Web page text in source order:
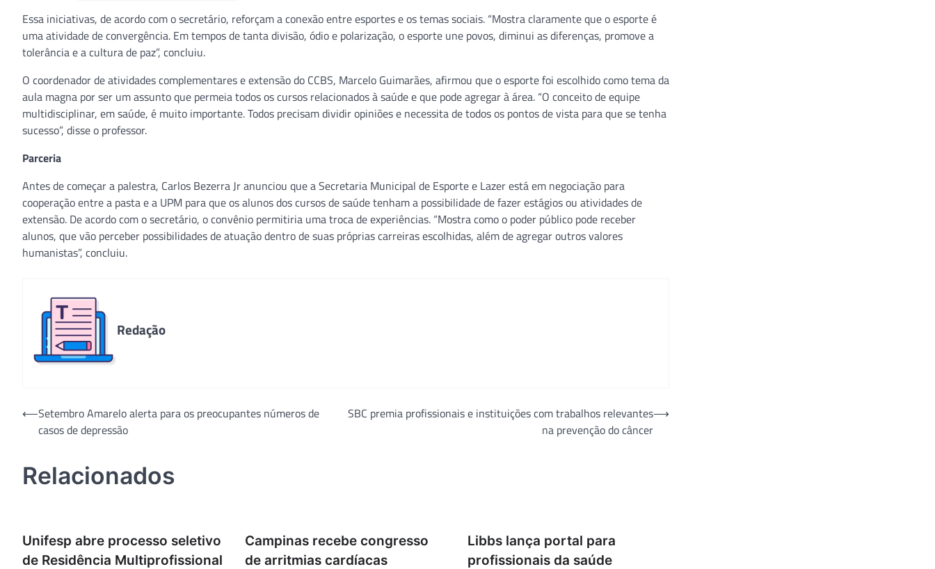
Essa iniciativas, de acordo com o secretário, reforçam a conexão entre esportes e os temas sociais. “Mostra claramente que o esporte é
uma atividade de convergência. Em tempos de tanta divisão, ódio e polarização, o esporte une povos, diminui as diferenças, promove a
tolerância e a cultura de paz”, concluiu.
O coordenador de atividades complementares e extensão do CCBS, Marcelo Guimarães, afirmou que o esporte foi escolhido como tema da
aula magna por ser um assunto que permeia todos os cursos relacionados à saúde e que pode agregar à área. “O conceito de equipe
multidisciplinar, em saúde, é muito importante. Todos precisam dividir opiniões e necessita de todos os pontos de vista para que se tenha
sucesso”, disse o professor.
Parceria
Antes de começar a palestra, Carlos Bezerra Jr anunciou que a Secretaria Municipal de Esporte e Lazer está em negociação para
cooperação entre a pasta e a UPM para que os alunos dos cursos de saúde tenham a possibilidade de fazer estágios ou atividades de
extensão. De acordo com o secretário, o convênio permitiria uma troca de experiências. “Mostra como o poder público pode receber
alunos, que vão perceber possibilidades de atuação dentro de suas próprias carreiras escolhidas, além de agregar outros valores
humanistas”, concluiu.
Redação
Navegação
⟵Setembro Amarelo alerta para os preocupantes números de
casos de depressão
SBC premia profissionais e instituições com trabalhos relevantes
na prevenção do câncer
⟶
Relacionados
Unifesp abre processo seletivo
de Residência Multiprofissional
Campinas recebe congresso
de arritmias cardíacas
Libbs lança portal para
profissionais da saúde